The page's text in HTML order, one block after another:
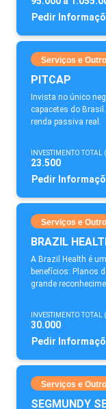
Pedir
Serviços e
PITCAP
Invista no único
capacetes do
renda passiva real.
INVESTIMENTO TOTAL
23.500
Pedir
Serviços e
BRAZIL
A Brazil Health é
benefícios: Planos
grande
INVESTIMENTO TOTAL
30.000
Pedir
Serviços e
SEGMUNDY